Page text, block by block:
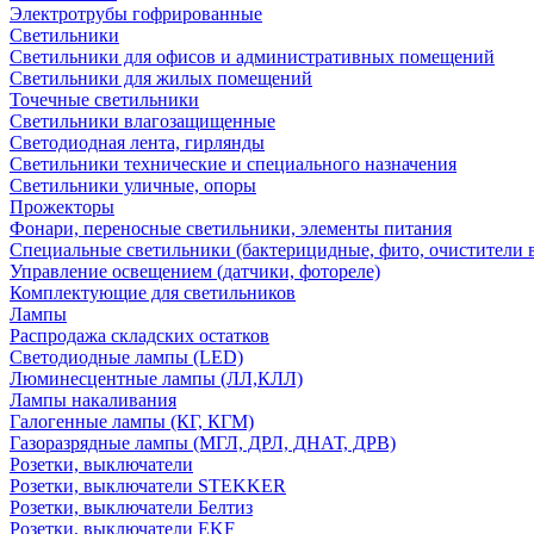
Электротрубы гофрированные
Светильники
Светильники для офисов и административных помещений
Светильники для жилых помещений
Точечные светильники
Светильники влагозащищенные
Светодиодная лента, гирлянды
Светильники технические и специального назначения
Светильники уличные, опоры
Прожекторы
Фонари, переносные светильники, элементы питания
Специальные светильники (бактерицидные, фито, очистители
Управление освещением (датчики, фотореле)
Комплектующие для светильников
Лампы
Распродажа складских остатков
Светодиодные лампы (LED)
Люминесцентные лампы (ЛЛ,КЛЛ)
Лампы накаливания
Галогенные лампы (КГ, КГМ)
Газоразрядные лампы (МГЛ, ДРЛ, ДНАТ, ДРВ)
Розетки, выключатели
Розетки, выключатели STEKKER
Розетки, выключатели Белтиз
Розетки, выключатели EKF